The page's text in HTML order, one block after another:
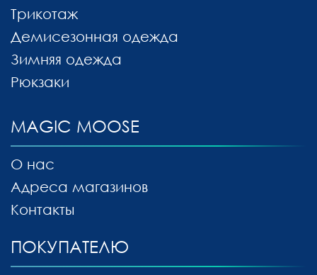
MAGIC MOOSE
О нас
Адреса магазинов
Контакты
Трикотаж
Демисезонная одежда
Зимняя одежда
Рюкзаки
ПОКУПАТЕЛЮ